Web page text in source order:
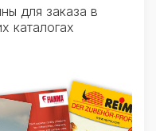
для заказа в
каталогах